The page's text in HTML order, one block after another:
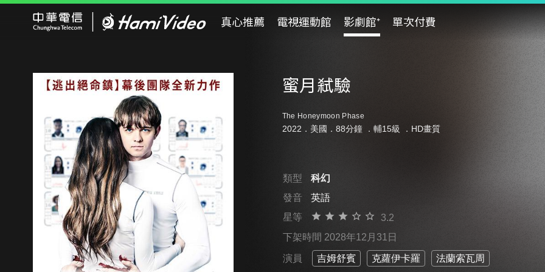
真心推薦 電視運動館 影劇館⁺ 單次付費
蜜月弒驗
The Honeymoon Phase
2022．美國．88分鐘 ． 輔15級 ．HD畫質
類型
科幻
發音
英語
星等
3.2
下架時間 2028年12月31日
演員 吉姆舒賓 克蘿伊卡羅 法蘭索瓦周